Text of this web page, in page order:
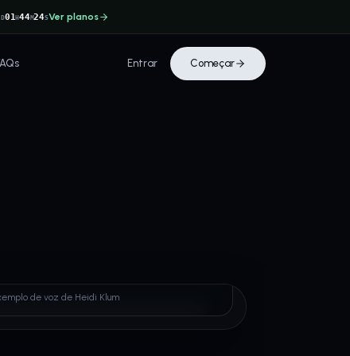
D01H44M24SVer planos
Entrar Começar
de voz de Heidi Klum